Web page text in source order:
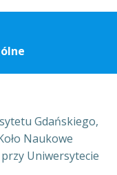
Gdańskiego,
Naukowe
Uniwersytecie